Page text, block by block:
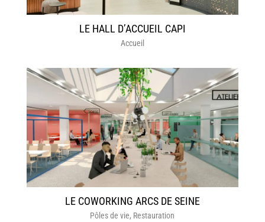
LE HALL D’ACCUEIL CAPI
Accueil
LE COWORKING ARCS DE SEINE
Pôles de vie, Restauration